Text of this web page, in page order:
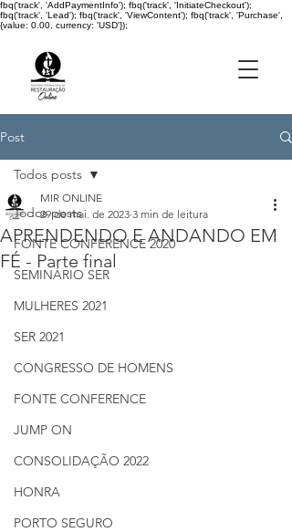
fbq('track', 'AddPaymentInfo'); fbq('track', 'InitiateCheckout');
fbq('track', 'Lead'); fbq('track', 'ViewContent'); fbq('track', 'Purchase',
{value: 0.00, currency: 'USD'});
Post
Todos posts
FONTE CONFERENCE 2020
SEMINÁRIO SER
MULHERES 2021
SER 2021
CONGRESSO DE HOMENS
FONTE CONFERENCE
JUMP ON
CONSOLIDAÇÃO 2022
HONRA
PORTO SEGURO
Todos posts
APRENDENDO E ANDANDO EM
FÉ - Parte final
MIR ONLINE
29 de mai. de 2023 3 min de leitura